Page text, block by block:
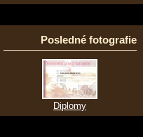
Posledné fotografie
Diplomy